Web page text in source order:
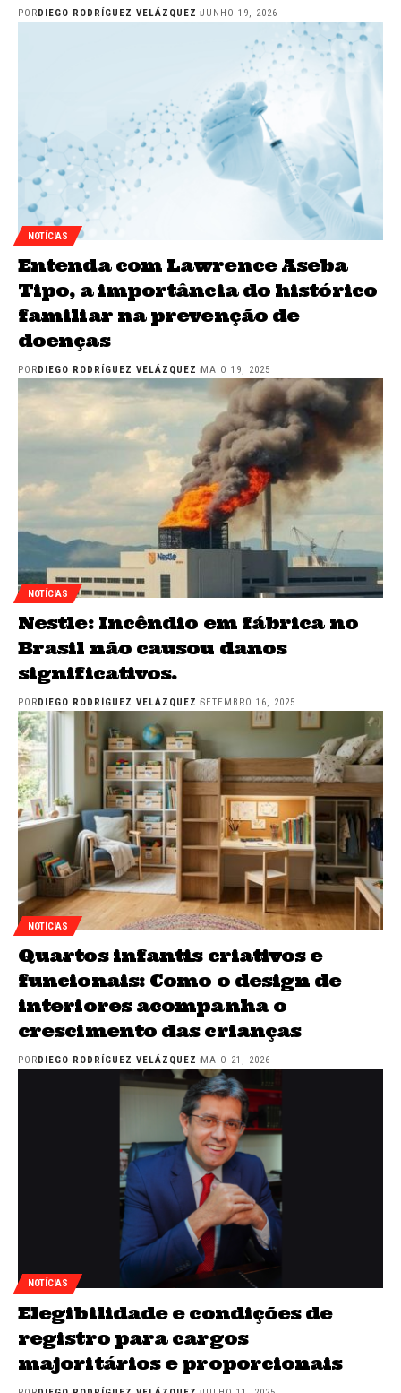
PORDIEGO RODRÍGUEZ VELÁZQUEZ JUNHO 19, 2026
NOTÍCIAS
Entenda com Lawrence Aseba
Tipo, a importância do histórico
familiar na prevenção de
doenças
POR DIEGO RODRÍGUEZ VELÁZQUEZ MAIO 19, 2025
NOTÍCIAS
Nestle: Incêndio em fábrica no
Brasil não causou danos
significativos.
POR DIEGO RODRÍGUEZ VELÁZQUEZ SETEMBRO 16, 2025
NOTÍCIAS
Quartos infantis criativos e
funcionais: Como o design de
interiores acompanha o
crescimento das crianças
PORDIEGO RODRÍGUEZ VELÁZQUEZ MAIO 21, 2026
NOTÍCIAS
Elegibilidade e condições de
registro para cargos
majoritários e proporcionais